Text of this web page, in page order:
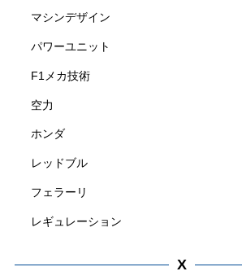
マシンデザイン
パワーユニット
F1メカ技術
空力
ホンダ
レッドブル
フェラーリ
レギュレーション
X